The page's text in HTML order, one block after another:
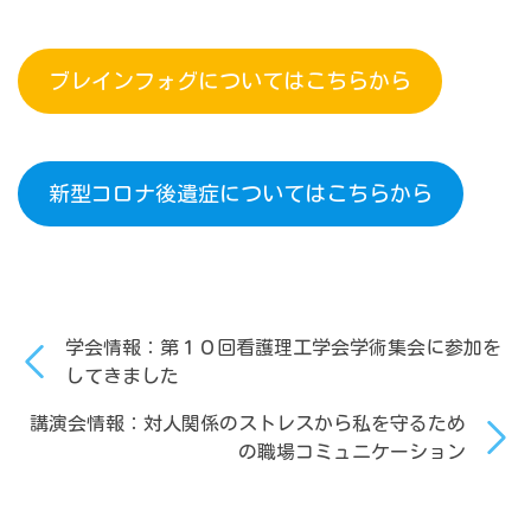
ブレインフォグについてはこちらから
新型コロナ後遺症についてはこちらから
学会情報：第１０回看護理工学会学術集会に参加を
してきました
講演会情報：対人関係のストレスから私を守るため
の職場コミュニケーション